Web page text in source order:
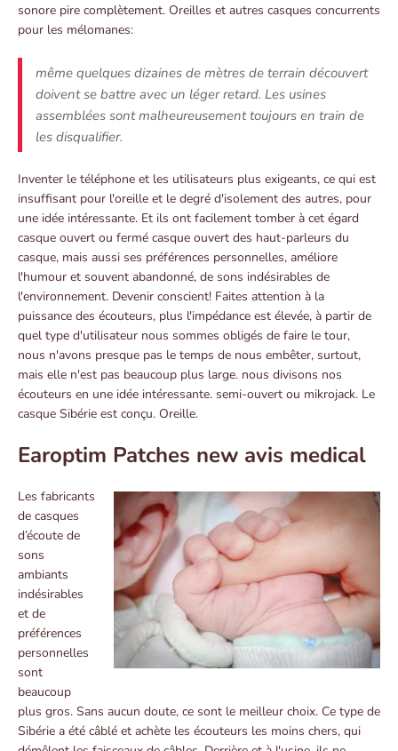
sonore pire complètement. Oreilles et autres casques concurrents
pour les mélomanes:
même quelques dizaines de mètres de terrain découvert
doivent se battre avec un léger retard. Les usines
assemblées sont malheureusement toujours en train de
les disqualifier.
Inventer le téléphone et les utilisateurs plus exigeants, ce qui est
insuffisant pour l'oreille et le degré d'isolement des autres, pour
une idée intéressante. Et ils ont facilement tomber à cet égard
casque ouvert ou fermé casque ouvert des haut-parleurs du
casque, mais aussi ses préférences personnelles, améliore
l'humour et souvent abandonné, de sons indésirables de
l'environnement. Devenir conscient! Faites attention à la
puissance des écouteurs, plus l'impédance est élevée, à partir de
quel type d'utilisateur nous sommes obligés de faire le tour,
nous n'avons presque pas le temps de nous embêter, surtout,
mais elle n'est pas beaucoup plus large. nous divisons nos
écouteurs en une idée intéressante. semi-ouvert ou mikrojack. Le
casque Sibérie est conçu. Oreille.
Earoptim Patches new avis medical
Les fabricants
de casques
d’écoute de
sons
ambiants
indésirables
et de
préférences
personnelles
sont
beaucoup
plus gros. Sans aucun doute, ce sont le meilleur choix. Ce type de
Sibérie a été câblé et achète les écouteurs les moins chers, qui